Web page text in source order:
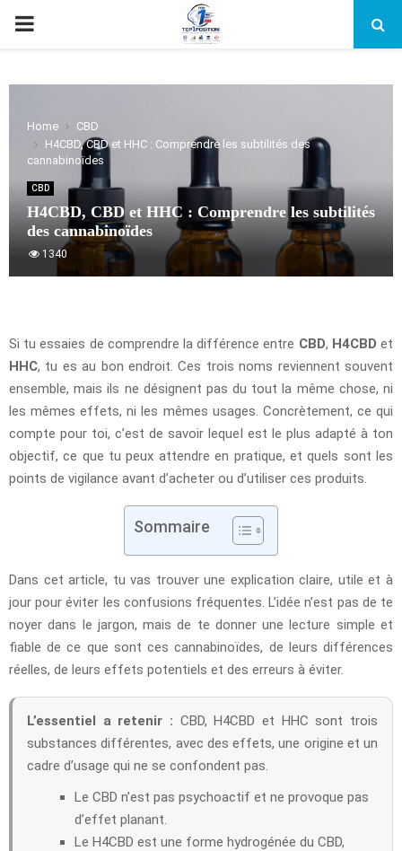
PRIMARY
Home
CBD
H4CBD, CBD et HHC : Comprendre les subtilités des
cannabinoïdes
CBD
H4CBD, CBD et HHC : Comprendre les subtilités
des cannabinoïdes
1340
Si tu essaies de comprendre la différence entre CBD, H4CBD et
HHC, tu es au bon endroit. Ces trois noms reviennent souvent
ensemble, mais ils ne désignent pas du tout la même chose, ni
les mêmes effets, ni les mêmes usages. Concrètement, ce qui
compte pour toi, c’est de savoir lequel est le plus adapté à ton
objectif, ce que tu peux attendre en pratique, et quels sont les
points de vigilance avant d’acheter ou d’utiliser ces produits.
Sommaire
Dans cet article, tu vas trouver une explication claire, utile et à
jour pour éviter les confusions fréquentes. L’idée n’est pas de te
noyer dans le jargon, mais de te donner une lecture simple et
fiable de ce que sont ces cannabinoïdes, de leurs différences
réelles, de leurs effets potentiels et des erreurs à éviter.
L’essentiel a retenir : CBD, H4CBD et HHC sont trois
substances différentes, avec des effets, une origine et un
cadre d’usage qui ne se confondent pas.
Le CBD n’est pas psychoactif et ne provoque pas
d’effet planant.
Le H4CBD est une forme hydrogénée du CBD,